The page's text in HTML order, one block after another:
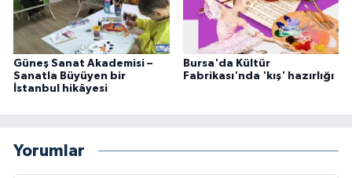
Güneş Sanat Akademisi –
Sanatla Büyüyen bir
İstanbul hikâyesi
Bursa'da Kültür
Fabrikası'nda 'kış' hazırlığı
Yorumlar